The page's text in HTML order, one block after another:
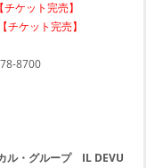
【チケット完売】
【チケット完売】
8700
ル・グループ IL DEVU